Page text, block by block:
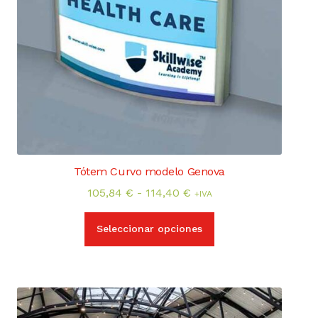
Tótem Curvo modelo Genova
105,84 € - 114,40 €Rango
de
precios:
desde
114,40 €
+IVA
Seleccionar opciones
variantes.
Las